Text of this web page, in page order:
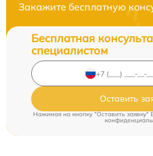
Закажите бесплатную
Бесплатная
специалистом
Оставить
Нажимая на кнопку "Оставить заявку"